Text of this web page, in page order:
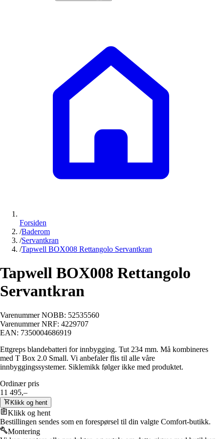
Forsiden
/Baderom
/Servantkran
/Tapwell BOX008 Rettangolo Servantkran
Tapwell BOX008 Rettangolo
Servantkran
Varenummer NOBB: 52535560
Varenummer NRF: 4229707
EAN: 7350004686919
Ettgreps blandebatteri for innbygging. Tut 234 mm. Må kombineres
med T Box 2.0 Small. Vi anbefaler flis til alle våre
innbyggingssystemer. Siklemikk følger ikke med produktet.
Ordinær pris
11 495,–
Klikk og hent
Klikk og hent
Bestillingen sendes som en forespørsel til din valgte Comfort-butikk.
Montering